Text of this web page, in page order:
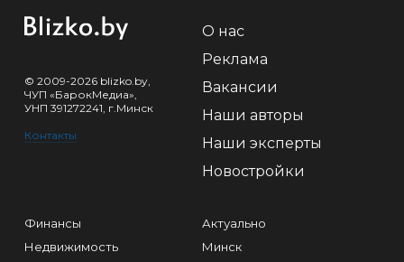
© 2009-2026 blizko.by,
ЧУП «БарокМедиа»,
УНП 391272241, г.Минск
Контакты
О нас
Реклама
Вакансии
Наши авторы
Наши эксперты
Новостройки
Финансы
Недвижимость
Актуально
Минск